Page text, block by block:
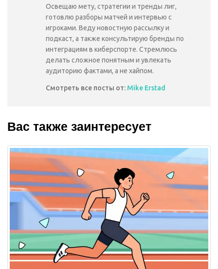
Освещаю мету, стратегии и тренды лиг,
готовлю разборы матчей и интервью с
игроками. Веду новостную рассылку и
подкаст, а также консультирую бренды по
интеграциям в киберспорте. Стремлюсь
делать сложное понятным и увлекать
аудиторию фактами, а не хайпом.
Смотреть все посты от: Mike Erstad
Вас также заинтересует